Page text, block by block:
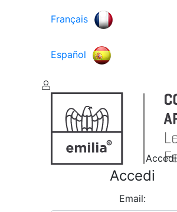
Français
Español
Accedi
Accedi
Email: